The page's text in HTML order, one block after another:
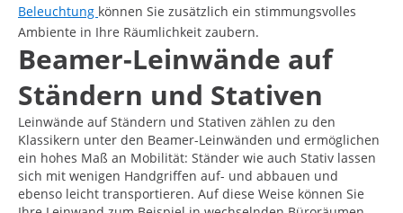
Beleuchtung können Sie zusätzlich ein stimmungsvolles
Ambiente in Ihre Räumlichkeit zaubern.
Beamer-Leinwände auf
Ständern und Stativen
Leinwände auf Ständern und Stativen zählen zu den
Klassikern unter den Beamer-Leinwänden und ermöglichen
ein hohes Maß an Mobilität: Ständer wie auch Stativ lassen
sich mit wenigen Handgriffen auf- und abbauen und
ebenso leicht transportieren. Auf diese Weise können Sie